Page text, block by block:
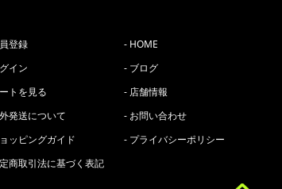
登録
イン
トを見る
発送について
ッピングガイド
商取引法に基づく表記
- HOME
- ブログ
- 店舗情報
- お問い合わせ
- プライバシーポリシー